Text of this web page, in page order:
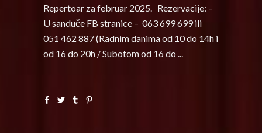
Repertoar za februar 2025. Rezervacije: –
U sanduče FB stranice – 063 699 699 ili
051 462 887 (Radnim danima od 10 do 14h i
od 16 do 20h / Subotom od 16 do